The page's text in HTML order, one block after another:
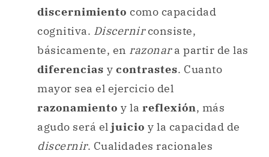
discernimiento como capacidad
cognitiva. Discernirconsiste,
básicamente, en razonara partir de las
diferencias y contrastes. Cuanto
mayor sea el ejercicio del
razonamiento y la reflexión, más
agudo será el juicio y la capacidad de
discernir. Cualidades racionales